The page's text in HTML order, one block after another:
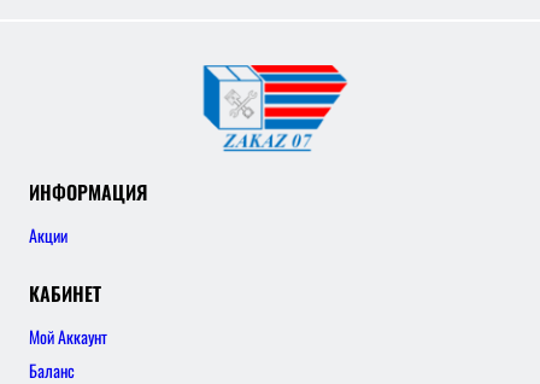
ИНФОРМАЦИЯ
Акции
КАБИНЕТ
Мой Аккаунт
Баланс